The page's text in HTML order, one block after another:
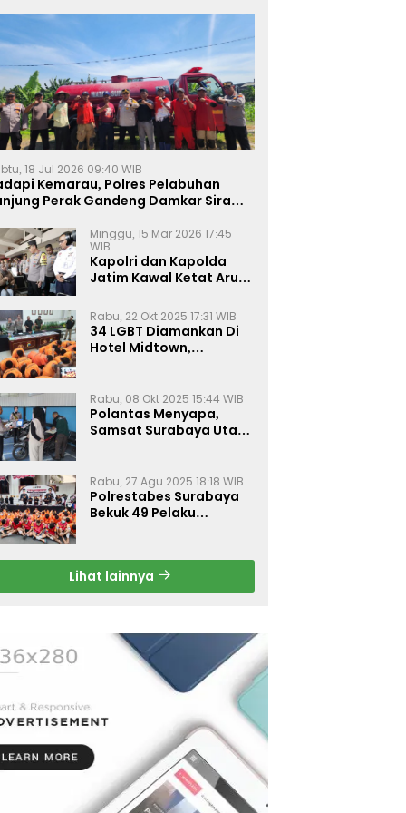
18 Jul 2026 09:40 WIB
Kemarau, Polres Pelabuhan
Perak Gandeng Damkar Siram
Minggu, 15 Mar 2026 17:45
WIB
Kapolri dan Kapolda
Jatim Kawal Ketat Arus
Rabu, 22 Okt 2025 17:31 WIB
34 LGBT Diamankan Di
Hotel Midtown,
Rabu, 08 Okt 2025 15:44 WIB
Polantas Menyapa,
Samsat Surabaya Utara
Rabu, 27 Agu 2025 18:18 WIB
Polrestabes Surabaya
Bekuk 49 Pelaku
Gratis
Lihat lainnya